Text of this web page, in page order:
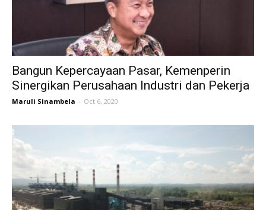
Bangun Kepercayaan Pasar, Kemenperin
Sinergikan Perusahaan Industri dan Pekerja
Maruli Sinambela - Oct 6, 2020